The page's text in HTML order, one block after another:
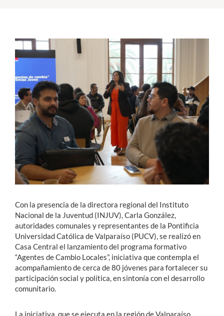
Postgrado
Formación Continua
Estudiantes
Académicos
Funcionarios
Alumni
Con la presencia de la directora regional del Instituto
Nacional de la Juventud (INJUV), Carla González,
autoridades comunales y representantes de la Pontificia
Universidad Católica de Valparaíso (PUCV), se realizó en
Casa Central el lanzamiento del programa formativo
“Agentes de Cambio Locales”, iniciativa que contempla el
acompañamiento de cerca de 80 jóvenes para fortalecer su
participación social y política, en sintonía con el desarrollo
comunitario.
La iniciativa, que se ejecuta en la región de Valparaíso